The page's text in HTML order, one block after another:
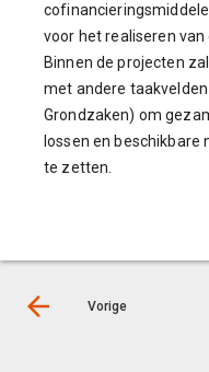
voor het realiseren van
Binnen de projecten
met andere taakvelden
Grondzaken) om
lossen en
te zetten.
Vorige